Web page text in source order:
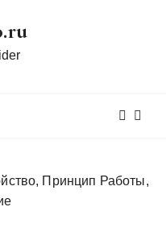
Принцип Работы,